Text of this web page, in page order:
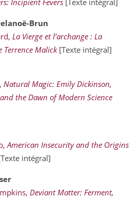
Incipient Fevers [Texte intégral]
Brun
La Vierge et l’archange : La
Terrence Malick [Texte intégral]
Natural Magic: Emily Dickinson,
the Dawn of Modern Science
American Insecurity and the Origins
intégral]
Deviant Matter: Ferment,